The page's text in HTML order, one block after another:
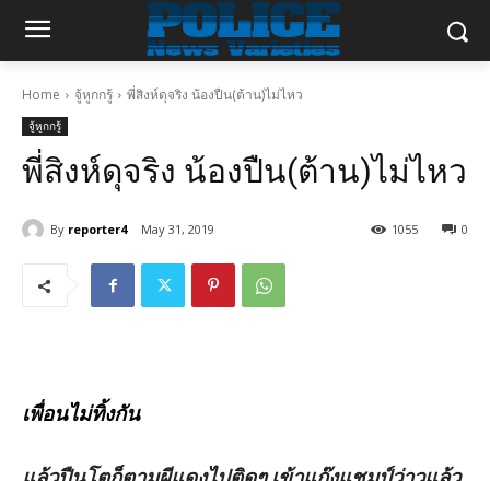
Home จู้หูกกรู้ พี่สิงห์ดุจริง น้องปืน(ต้าน)ไม่ไหว
จู้หูกกรู้
พี่สิงห์ดุจริง น้องปืน(ต้าน)ไม่ไหว
By reporter4 May 31, 2019 0
1055
เพื่อนไม่ทิ้งกัน